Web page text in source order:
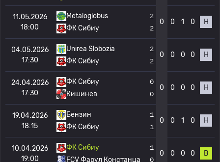
11.05.2026
18:00
Metaloglobus
ФК Сибиу
2
2
0 0 1 0 Н
04.05.2026
17:30
Unirea Slobozia
ФК Сибиу
2
2
0 0 0 0 Н
24.04.2026
17:30
ФК Сибиу
Кишинев
0
0
0 0 0 0 Н
19.04.2026
18:15
Бензин
ФК Сибиу
1
1
0 0 1 0 Н
10.04.2026
19:00
ФК Сибиу
FCV Фарул Констанца
1
0
0 0 0 0 В